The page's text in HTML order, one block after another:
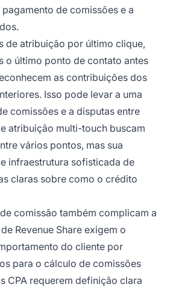
de comissões e a
de atribuição por último clique,
o último ponto de contato antes
as contribuições dos
Isso pode levar a uma
comissões e a disputas entre
atribuição multi-touch buscam
vários pontos, mas sua
infraestrutura sofisticada de
claras sobre como o crédito
comissão também complicam a
Revenue Share exigem o
do cliente por
para o cálculo de comissões
CPA requerem definição clara